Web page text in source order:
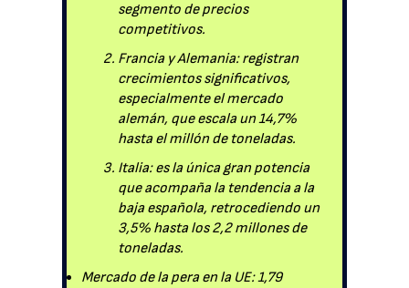
segmento de precios
competitivos.
Francia y Alemania: registran
crecimientos significativos,
especialmente el mercado
alemán, que escala un 14,7%
hasta el millón de toneladas.
Italia: es la única gran potencia
que acompaña la tendencia a la
baja española, retrocediendo un
3,5% hasta los 2,2 millones de
toneladas.
Mercado de la pera en la UE: 1,79